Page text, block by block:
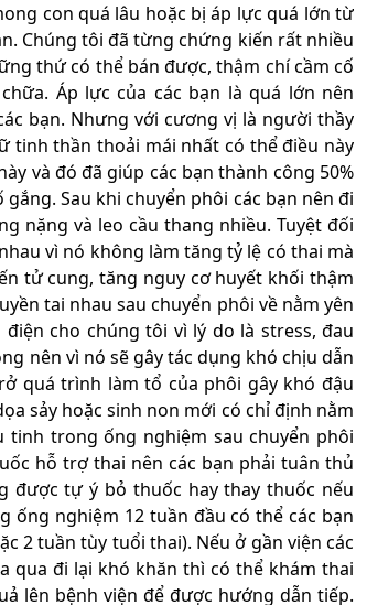
con quá lâu hoặc bị áp lực quá lớn từ
Chúng tôi đã từng chứng kiến rất nhiều
thứ có thể bán được, thậm chí cầm cố
Áp lực của các bạn là quá lớn nên
bạn. Nhưng với cương vị là người thầy
tinh thần thoải mái nhất có thể điều này
và đó đã giúp các bạn thành công 50%
Sau khi chuyển phôi các bạn nên đi
nặng và leo cầu thang nhiều. Tuyệt đối
vì nó không làm tăng tỷ lệ có thai mà
tử cung, tăng nguy cơ huyết khối thậm
tai nhau sau chuyển phôi về nằm yên
cho chúng tôi vì lý do là stress, đau
nên vì nó sẽ gây tác dụng khó chịu dẫn
quá trình làm tổ của phôi gây khó đậu
sảy hoặc sinh non mới có chỉ định nằm
trong ống nghiệm sau chuyển phôi
hỗ trợ thai nên các bạn phải tuân thủ
được tự ý bỏ thuốc hay thay thuốc nếu
ống nghiệm 12 tuần đầu có thể các bạn
2 tuần tùy tuổi thai). Nếu ở gần viện các
qua đi lại khó khăn thì có thể khám thai
lên bệnh viện để được hướng dẫn tiếp.